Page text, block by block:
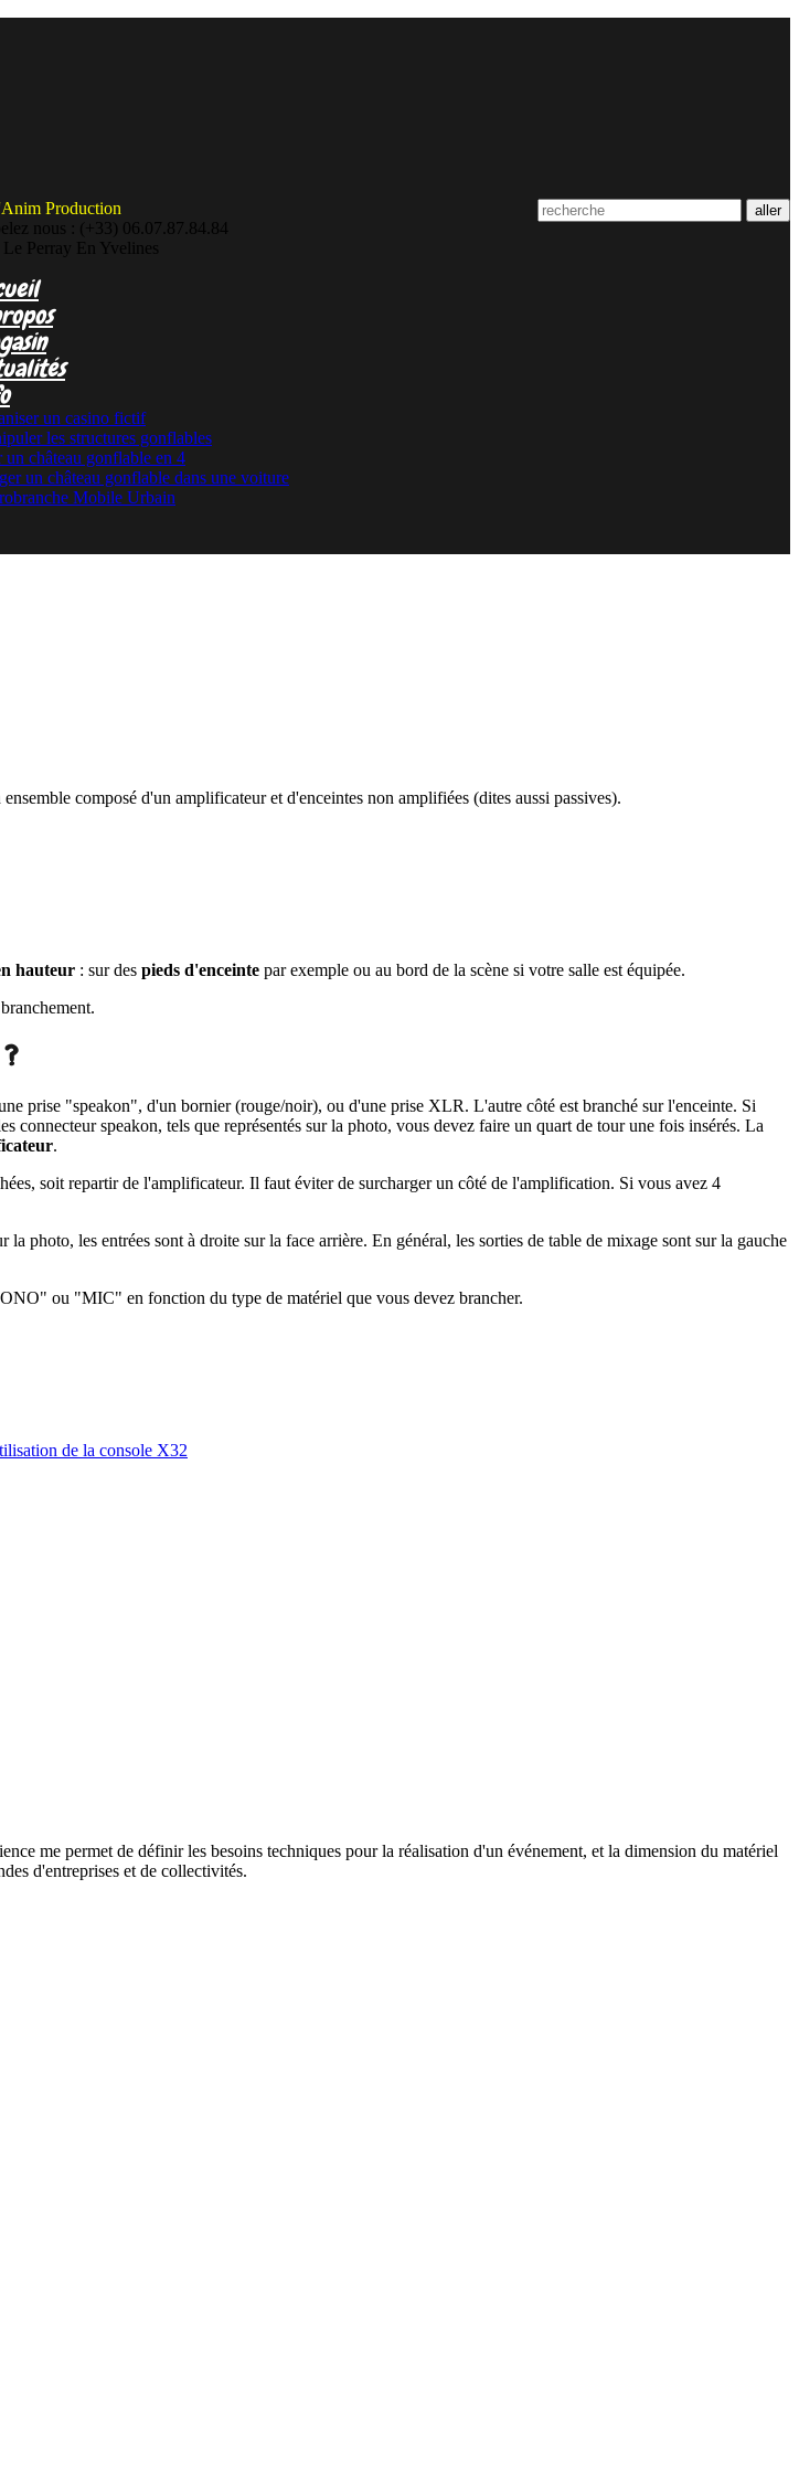
Production
nous :
(+33) 06.07.87.84.84
Le Perray En Yvelines
un casino fictif
les structures gonflables
un château gonflable en 4
un château gonflable dans une voiture
Mobile Urbain
composé d'un amplificateur et d'enceintes non amplifiées (dites aussi passives).
hauteur : sur des pieds d'enceinte par exemple ou au bord de la scène si votre salle est équipée.
prise "speakon", d'un bornier (rouge/noir), ou d'une prise XLR. L'autre côté est branché sur l'enceinte. Si
speakon, tels que représentés sur la photo, vous devez faire un quart de tour une fois insérés. La
.
soit repartir de l'amplificateur. Il faut éviter de surcharger un côté de l'amplification. Si vous avez 4
les entrées sont à droite sur la face arrière. En général, les sorties de table de mixage sont sur la gauche
ou "MIC" en fonction du type de matériel que vous devez brancher.
de la console X32
me permet de définir les besoins techniques pour la réalisation d'un événement, et la dimension du matériel
d'entreprises et de collectivités.